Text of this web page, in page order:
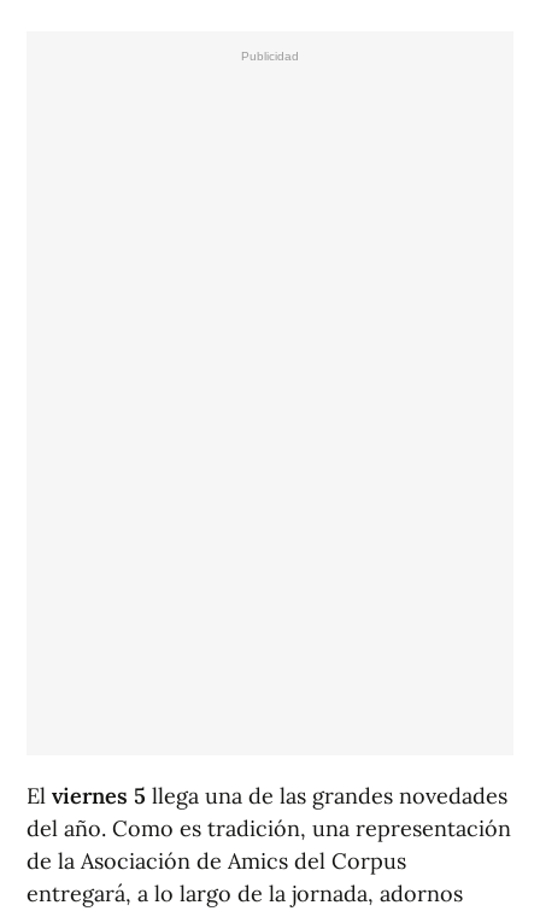
El viernes 5 llega una de las grandes novedades
del año. Como es tradición, una representación
de la Asociación de Amics del Corpus
entregará, a lo largo de la jornada, adornos